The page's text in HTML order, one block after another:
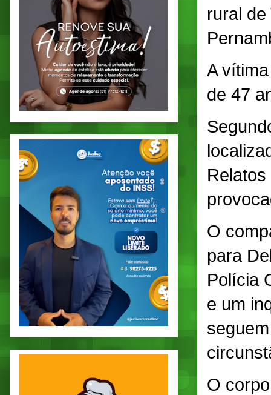
rural
A
de 47
O
para
Polícia
e um
O